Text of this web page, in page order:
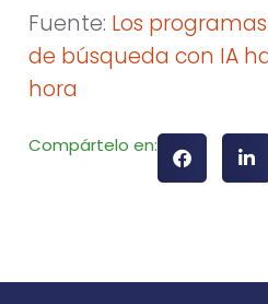
Fuente: Los
de búsqueda con IA
hora
Compártelo en: